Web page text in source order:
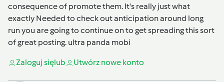
consequence of promote them. It's really just what
exactly Needed to check out anticipation around long
run you are going to continue on to get spreading this sort
of great posting. ultra panda mobi
Zaloguj sięlub Utwórz nowe konto